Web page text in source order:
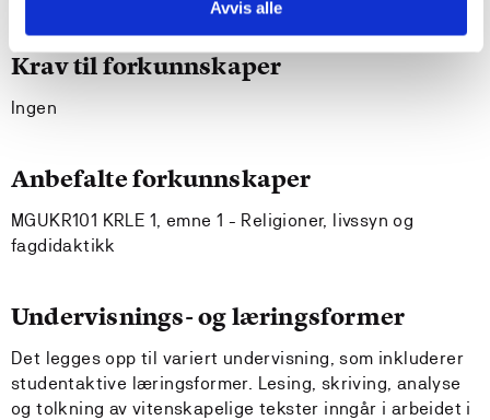
Avvis alle
Krav til forkunnskaper
Ingen
Anbefalte forkunnskaper
MGUKR101 KRLE 1, emne 1 - Religioner, livssyn og
fagdidaktikk
Undervisnings- og læringsformer
Det legges opp til variert undervisning, som inkluderer
studentaktive læringsformer. Lesing, skriving, analyse
og tolkning av vitenskapelige tekster inngår i arbeidet i